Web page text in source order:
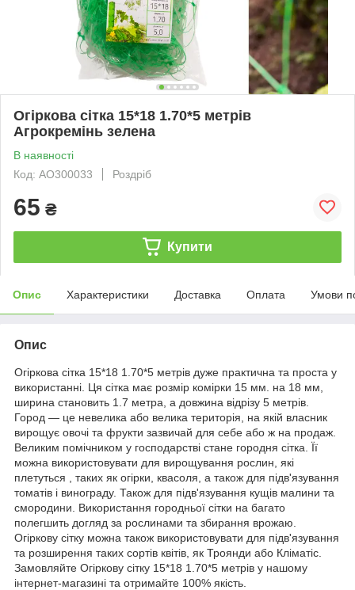
Огіркова сітка 15*18 1.70*5 метрів
Агрокремінь зелена
В наявності
Код: АО300033
Роздріб
65 ₴
Купити
Опис Характеристики Доставка Оплата Умови
Опис
Огіркова сітка 15*18 1.70*5 метрів дуже практична та проста у
використанні. Ця сітка має розмір комірки 15 мм. на 18 мм,
ширина становить 1.7 метра, а довжина відрізу 5 метрів.
Город — це невелика або велика територія, на якій власник
вирощує овочі та фрукти зазвичай для себе або ж на продаж.
Великим помічником у господарстві стане городня сітка. Її
можна використовувати для вирощування рослин, які
плетуться , таких як огірки, квасоля, а також для підв'язування
томатів і винограду. Також для підв'язування кущів малини та
смородини. Використання городньої сітки на багато
полегшить догляд за рослинами та збирання врожаю.
Огіркову сітку можна також використовувати для підв'язування
та розширення таких сортів квітів, як Троянди або Кліматіс.
Замовляйте Огіркову сітку 15*18 1.70*5 метрів у нашому
інтернет-магазині та отримайте 100% якість.